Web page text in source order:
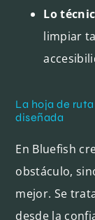
Lo
limpiar
La hoja de
diseñada
En Bluefish
obstáculo,
mejor. Se
desde la